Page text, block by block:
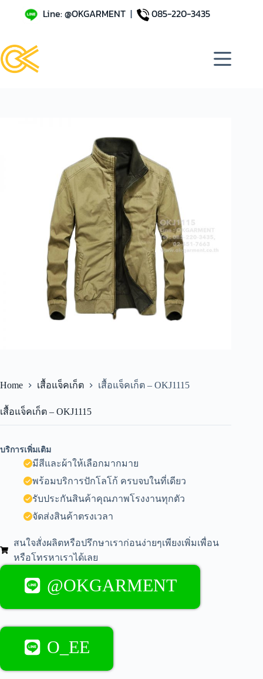
Line: @OKGARMENT| 085-220-3435
Home เสื้อแจ็คเก็ต เสื้อแจ็คเก็ต – OKJ1115
เสื้อแจ็คเก็ต – OKJ1115
บริการเพิ่มเติม
มีสีและผ้าให้เลือกมากมาย
พร้อมบริการปักโลโก้ ครบจบในที่เดียว
รับประกันสินค้าคุณภาพโรงงานทุกตัว
จัดส่งสินค้าตรงเวลา
สนใจสั่งผลิตหรือปรึกษาเราก่อนง่ายๆเพียงเพิ่มเพื่อน
หรือโทรหาเราได้เลย
@OKGARMENT
O_EE